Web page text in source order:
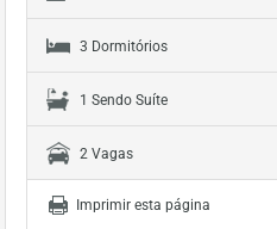
3 Dormitórios
1 Sendo Suíte
2 Vagas
Imprimir esta página